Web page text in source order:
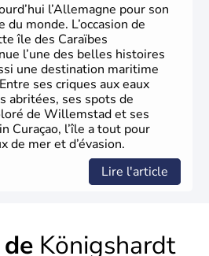
l’Allemagne pour son
monde. L’occasion de
île des Caraïbes
l’une des belles histoires
une destination maritime
ses criques aux eaux
abritées, ses spots de
de Willemstad et ses
Curaçao, l’île a tout pour
de mer et d’évasion.
Lire l'article
Königshardt